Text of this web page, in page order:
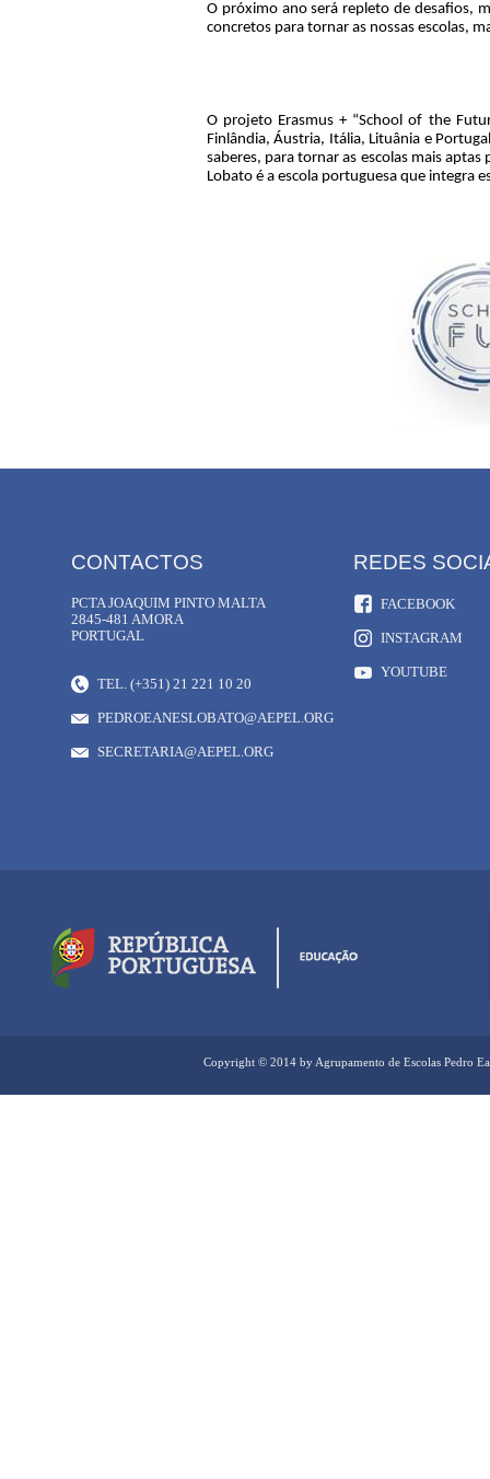
O próximo ano será repleto de desafios,
concretos para tornar as nossas escolas,
O projeto Erasmus + “School of the
Finlândia, Áustria, Itália, Lituânia e
saberes, para tornar as escolas mais
Lobato é a escola portuguesa que integra
TEL. (+351) 21 221 10 20
PEDROEANESLOBATO@AEPEL.ORG
SECRETARIA@AEPEL.ORG
FACEBOOK
INSTAGRAM
YOUTUBE
CONTACTOS
PCTA JOAQUIM PINTO MALTA
2845-481 AMORA
PORTUGAL
REDES
Copyright © 2014 by Agrupamento de Escolas Pedro